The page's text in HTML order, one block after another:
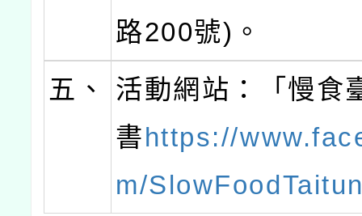
路200號)。
五、
活動網站：「慢食
書https://
m/